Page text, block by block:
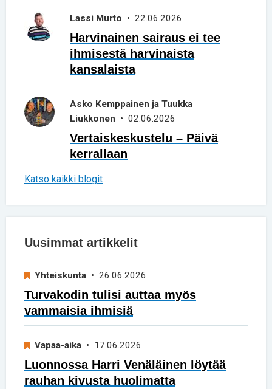
Lassi Murto • 22.06.2026
Harvinainen sairaus ei tee
ihmisestä harvinaista
kansalaista
Asko Kemppainen ja Tuukka
Liukkonen • 02.06.2026
Vertaiskeskustelu – Päivä
kerrallaan
Katso kaikki blogit
Uusimmat artikkelit
Yhteiskunta • 26.06.2026
Turvakodin tulisi auttaa myös
vammaisia ihmisiä
Vapaa-aika • 17.06.2026
Luonnossa Harri Venäläinen löytää
rauhan kivusta huolimatta